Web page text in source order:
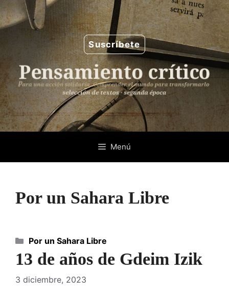
Saltar
al
contenido
Suscríbete
Menú
Por un Sahara Libre
13 de años de Gdeim Izik
3 diciembre, 2023
Categorías
Por un Sahara Libre